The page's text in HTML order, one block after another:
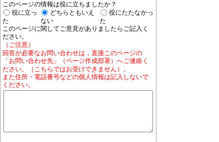
このページの情報は役に立ちましたか？
役に立っ
た
どちらともいえ
ない
役にたたなかっ
た
このページに関してご意見がありましたらご記入く
ださい。
（ご注意）
回答が必要なお問い合わせは，直接このページの
「お問い合わせ先」（ページ作成部署）へご連絡く
ださい。（こちらではお受けできません）。
また住所・電話番号などの個人情報は記入しないで
ください。